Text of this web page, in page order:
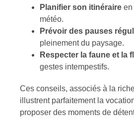
Planifier son itinéraire en
météo.
Prévoir des pauses
pleinement du paysage.
Respecter la faune et la
gestes intempestifs.
Ces conseils, associés à la
illustrent parfaitement la
proposer des moments de